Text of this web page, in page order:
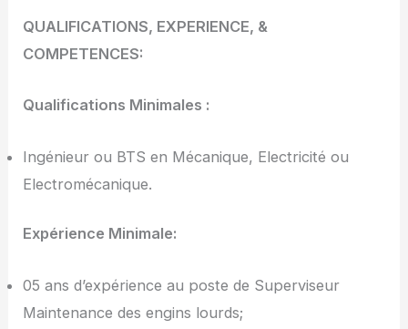
QUALIFICATIONS, EXPERIENCE, &
COMPETENCES:
Qualifications Minimales :
Ingénieur ou BTS en Mécanique, Electricité ou
Electromécanique.
Expérience Minimale:
05 ans d’expérience au poste de Superviseur
Maintenance des engins lourds;